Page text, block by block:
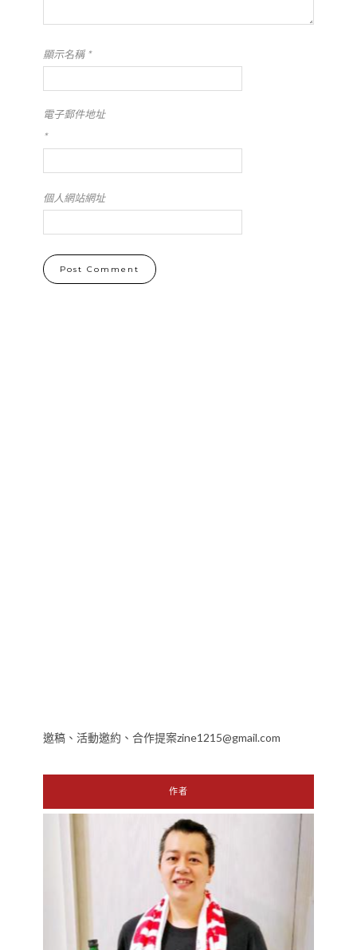
顯示名稱*
電子郵件地址
*
個人網站網址
邀稿、活動邀約、合作提案zine1215@gmail.com
作者